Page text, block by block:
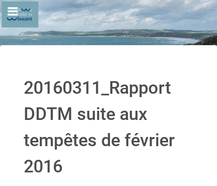
20160311_Rapport
DDTM suite aux
tempêtes de février
2016